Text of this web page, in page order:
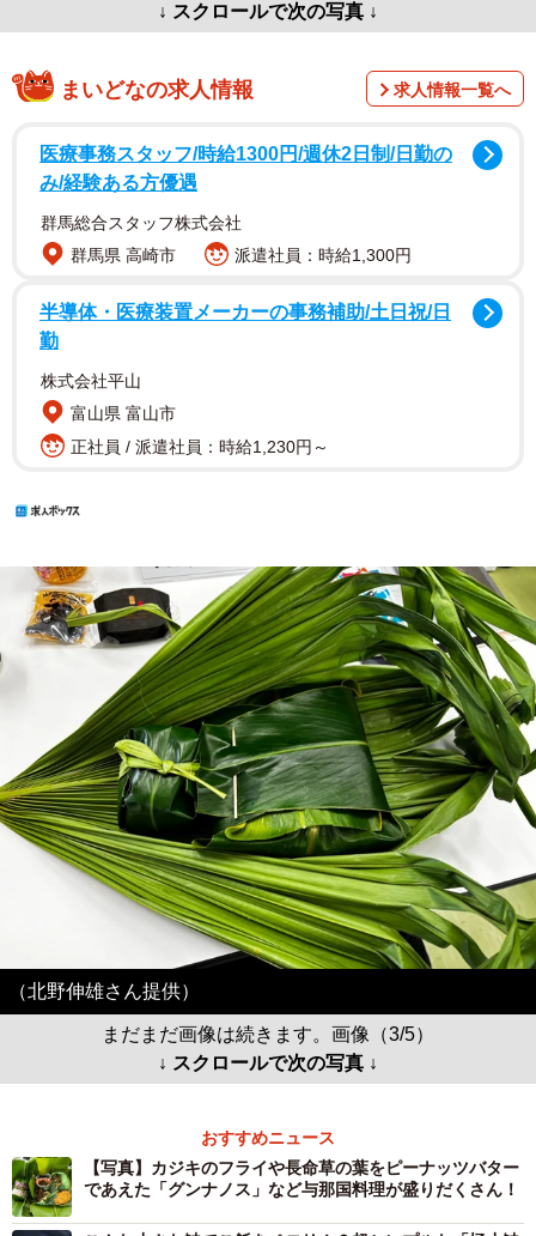
↓ スクロールで次の写真 ↓
まいどなの求人情報 求人情報一覧へ
医療事務スタッフ/時給1300円/週休2日制/日勤の
み/経験ある方優遇
群馬総合スタッフ株式会社
群馬県 高崎市
派遣社員：時給1,300円
半導体・医療装置メーカーの事務補助/土日祝/日
勤
株式会社平山
富山県 富山市
正社員 / 派遣社員：時給1,230円～
（北野伸雄さん提供）
まだまだ画像は続きます。画像（3/5）
↓ スクロールで次の写真 ↓
おすすめニュース
【写真】カジキのフライや長命草の葉をピーナッツバター
であえた「グンナノス」など与那国料理が盛りだくさん！